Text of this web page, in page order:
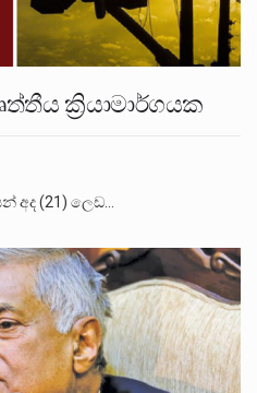
ක්‍රියාමාර්ගයක
අද (21) ලෙඩ…